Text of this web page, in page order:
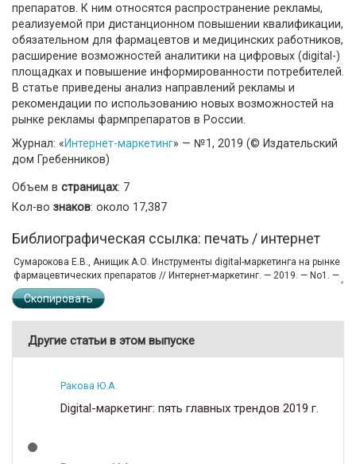
препаратов. К ним относятся распространение рекламы,
реализуемой при дистанционном повышении квалификации,
обязательном для фармацевтов и медицинских работников,
расширение возможностей аналитики на цифровых (digital-)
площадках и повышение информированности потребителей.
В статье приведены анализ направлений рекламы и
рекомендации по использованию новых возможностей на
рынке рекламы фармпрепаратов в России.
Журнал: «Интернет-маркетинг» — №1, 2019 (© Издательский
дом Гребенников)
Объем в страницах: 7
Кол-во знаков: около 17,387
Библиографическая ссылка: печать / интернет
Скопировать
Другие статьи в этом выпуске
Ракова Ю.А.
Digital-маркетинг: пять главных трендов 2019 г.